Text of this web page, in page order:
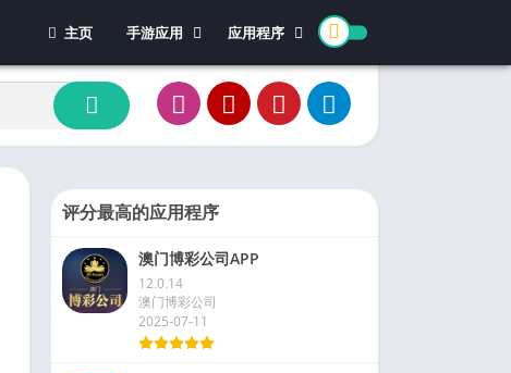
主页
手游应用
休闲游戏
冒险游戏
教育游戏
角色扮演
文字游戏
应用程序
体育
办公
评分最高的应用程序
澳门博彩公司APP
12.0.14
澳门博彩公司
2025-07-11